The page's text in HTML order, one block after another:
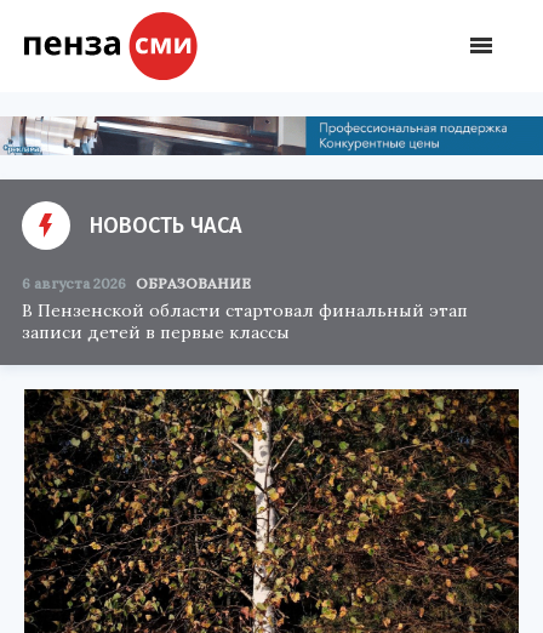
НОВОСТЬ ЧАСА
6 августа 2026 ОБРАЗОВАНИЕ
В Пензенской области стартовал финальный этап
записи детей в первые классы